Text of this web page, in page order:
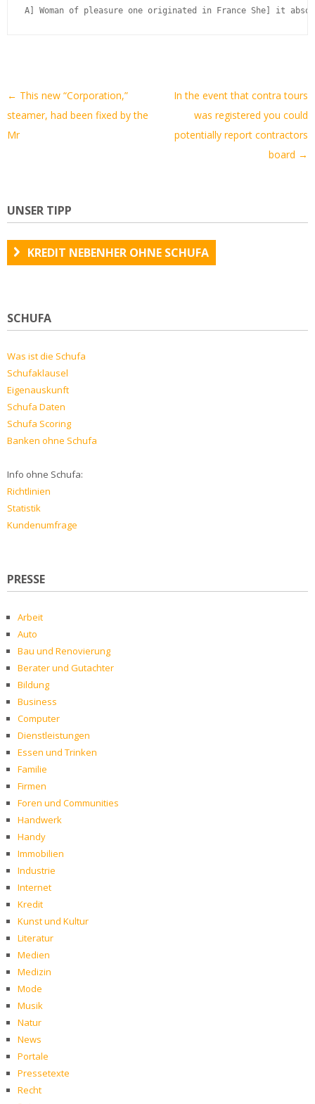
A] Woman of pleasure one originated in France She] it
Artikel-
Navigation
← This new “Corporation,”
steamer, had been fixed by the
Mr
In the event that contra tours
was registered you could
potentially report contractors
board →
UNSER TIPP
KREDIT NEBENHER OHNE SCHUFA
SCHUFA
Was ist die Schufa
Schufaklausel
Eigenauskunft
Schufa Daten
Schufa Scoring
Banken ohne Schufa
Info ohne Schufa:
Richtlinien
Statistik
Kundenumfrage
PRESSE
Arbeit
Auto
Bau und Renovierung
Berater und Gutachter
Bildung
Business
Computer
Dienstleistungen
Essen und Trinken
Familie
Firmen
Foren und Communities
Handwerk
Handy
Immobilien
Industrie
Internet
Kredit
Kunst und Kultur
Literatur
Medien
Medizin
Mode
Musik
Natur
News
Portale
Pressetexte
Recht